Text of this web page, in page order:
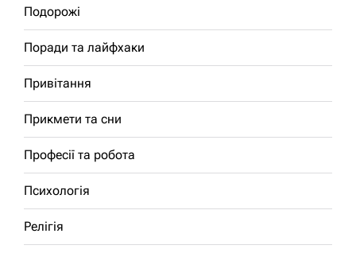
Подорожі
Поради та лайфхаки
Привітання
Прикмети та сни
Професії та робота
Психологія
Релігія